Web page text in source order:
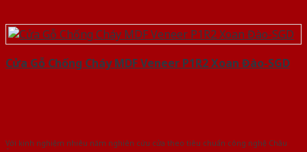
Cửa Gỗ Chống Cháy MDF Veneer P1R2 Xoan Đào-SGD
Với kinh nghiệm nhiêu năm nghiên cứu cửa theo tiêu chuẩn công nghệ Châu